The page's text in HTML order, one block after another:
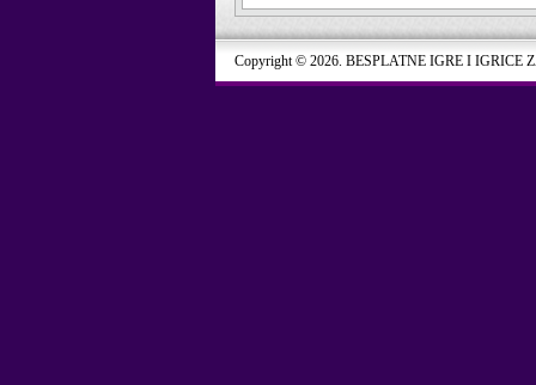
Copyright © 2026. BESPLATNE IGRE I IGRICE